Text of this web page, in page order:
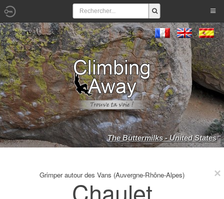
The Buttermilks - United States
Grimper autour des Vans (Auvergne-Rhône-Alpes)
Chaulet